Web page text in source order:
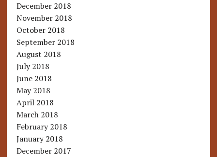
December 2018
November 2018
October 2018
September 2018
August 2018
July 2018
June 2018
May 2018
April 2018
March 2018
February 2018
January 2018
December 2017